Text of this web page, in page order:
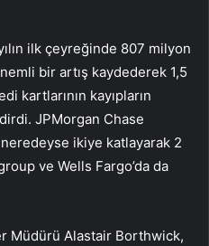
ilk çeyreğinde 807 milyon
bir artış kaydederek 1,5
kartlarının kayıpların
JPMorgan Chase
neredeyse ikiye katlayarak 2
ve Wells Fargo’da da
Müdürü Alastair Borthwick,